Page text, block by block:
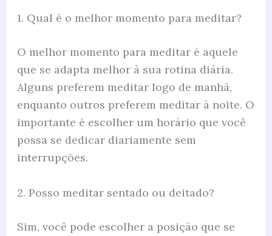
1. Qual é o melhor momento para meditar?
O melhor momento para meditar é aquele
que se adapta melhor à sua rotina diária.
Alguns preferem meditar logo de manhã,
enquanto outros preferem meditar à noite. O
importante é escolher um horário que você
possa se dedicar diariamente sem
interrupções.
2. Posso meditar sentado ou deitado?
Sim, você pode escolher a posição que se